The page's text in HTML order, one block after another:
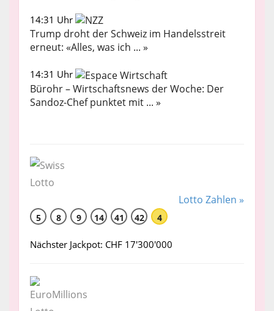
14:31 Uhr
Trump droht der Schweiz im Handelsstreit
erneut: «Alles, was ich ... »
14:31 Uhr
Bürohr – Wirtschaftsnews der Woche: Der
Sandoz-Chef punktet mit ... »
Lotto Zahlen »
5 8 9 14 41 42 4
Nächster Jackpot: CHF 17'300'000